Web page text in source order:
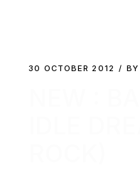
30 OCTOBER 2012 BY